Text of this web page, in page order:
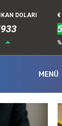
DOLARI €
MENÜ